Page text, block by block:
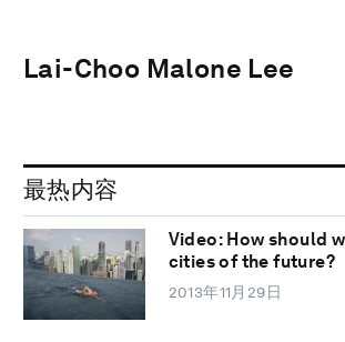
Lai-Choo Malone Lee
最热内容
Video: How should
cities of the future?
2013年11月29日